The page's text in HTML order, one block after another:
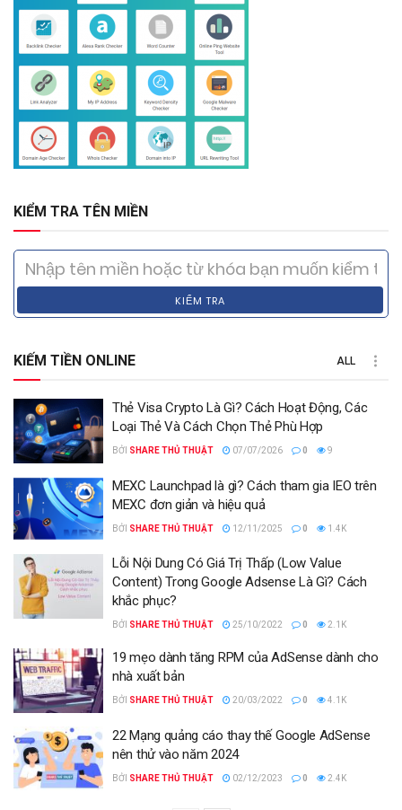
KIỂM TRA TÊN MIỀN
KIỂM TRA
KIẾM TIỀN ONLINE ALL
Thẻ Visa Crypto Là Gì? Cách Hoạt Động, Các
Loại Thẻ Và Cách Chọn Thẻ Phù Hợp
BỞI SHARE THỦ THUẬT 07/07/2026 0 9
MEXC Launchpad là gì? Cách tham gia IEO trên
MEXC đơn giản và hiệu quả
BỞI SHARE THỦ THUẬT 12/11/2025 0 1.4K
Lỗi Nội Dung Có Giá Trị Thấp (Low Value
Content) Trong Google Adsense Là Gì? Cách
khắc phục?
BỞI SHARE THỦ THUẬT 25/10/2022 0 2.1K
19 mẹo dành tăng RPM của AdSense dành cho
nhà xuất bản
BỞI SHARE THỦ THUẬT 20/03/2022 0 4.1K
22 Mạng quảng cáo thay thế Google AdSense
nên thử vào năm 2024
BỞI SHARE THỦ THUẬT 02/12/2023 0 2.4K